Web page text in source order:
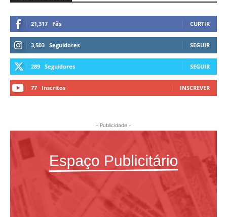
21,317 Fãs CURTIR
3,503 Seguidores SEGUIR
289 Seguidores SEGUIR
77 Inscritos INSCREVER
- Publicidade -